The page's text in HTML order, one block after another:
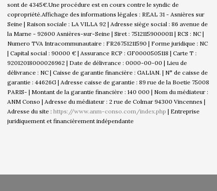
sont de 4345€.Une procédure est en cours contre le syndic de
copropriété.Affichage des informations légales : REAL 31 - Asnières sur
Seine | Raison sociale : LA VILLA 92 | Adresse siège social : 86 avenue de
la Marne - 92600 Asnières-sur-Seine | Siret : 75121159000011 | RCS : NC |
Numero TVA Intracommunautaire : FR26751211590 | Forme juridique : NC
| Capital social : 90000 € | Assurance RCP : GF0000505118 | Carte T :
92012018000026962 | Date de délivrance : 0000-00-00 | Lieu de
délivrance : NC | Caisse de garantie financière : GALIAN. | N° de caisse de
garantie : 44626G | Adresse caisse de garantie : 89 rue de la Boetie 75008
PARIS- | Montant de la garantie financière : 140 000 | Nom du médiateur :
ANM Conso | Adresse du médiateur : 2 rue de Colmar 94300 Vincennes |
Adresse du site : https://www.anm-conso.com/index.php | Entreprise
juridiquement et financièrement indépendante